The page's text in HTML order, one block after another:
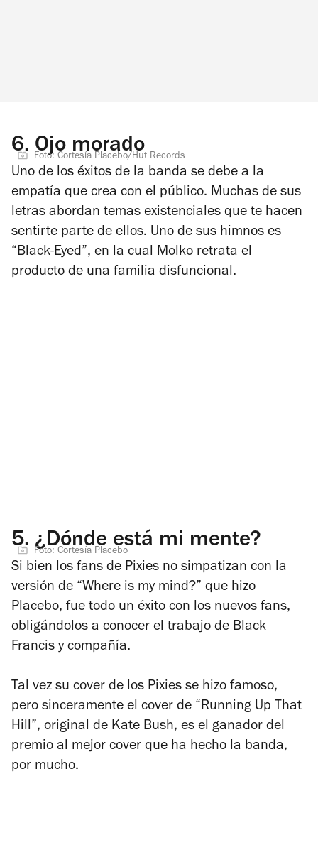
6. Ojo morado
Foto: Cortesía Placebo/Hut Records
Uno de los éxitos de la banda se debe a la
empatía que crea con el público. Muchas de sus
letras abordan temas existenciales que te hacen
sentirte parte de ellos. Uno de sus himnos es
“Black-Eyed”, en la cual Molko retrata el
producto de una familia disfuncional.
5. ¿Dónde está mi mente?
Foto: Cortesía Placebo
Si bien los fans de Pixies no simpatizan con la
versión de “Where is my mind?” que hizo
Placebo, fue todo un éxito con los nuevos fans,
obligándolos a conocer el trabajo de Black
Francis y compañía.
Tal vez su cover de los Pixies se hizo famoso,
pero sinceramente el cover de “Running Up That
Hill”, original de Kate Bush, es el ganador del
premio al mejor cover que ha hecho la banda,
por mucho.